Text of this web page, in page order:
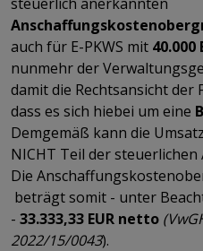
auch für E-PKWS mit 40.000
nunmehr der
damit die Rechtsansicht
dass es sich hiebei um eine
Demgemäß kann die
NICHT Teil der
Die
beträgt somit - unter
- 33.333,33 EUR netto
2022/15/0043).